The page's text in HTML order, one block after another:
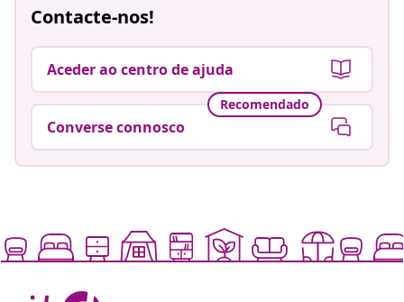
Contacte-nos!
Aceder ao centro de ajuda
Recomendado
Converse connosco